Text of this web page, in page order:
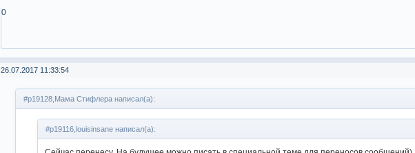
0
26.07.2017 11:33:54
#p19128,Мама Стифлера написал(а):
#p19116,louisinsane написал(а):